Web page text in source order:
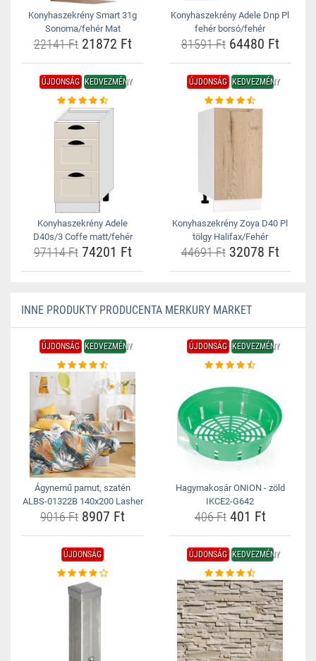
Konyhaszekrény Smart 31g
Sonoma/fehér Mat
22141 Ft21872 Ft
Konyhaszekrény Adele Dnp Pl
fehér borsó/fehér
81591 Ft64480 Ft
ÚJDONSÁG KEDVEZMÉNY
Konyhaszekrény Adele
D40s/3 Coffe matt/fehér
97114 Ft74201 Ft
ÚJDONSÁG KEDVEZMÉNY
Konyhaszekrény Zoya D40 Pl
tölgy Halifax/Fehér
44691 Ft32078 Ft
INNE PRODUKTY PRODUCENTA MERKURY MARKET
ÚJDONSÁG KEDVEZMÉNY
Ágynemű pamut, szatén
ALBS-01322B 140x200 Lasher
9016 Ft 8907 Ft
ÚJDONSÁG KEDVEZMÉNY
Hagymakosár ONION - zöld
IKCE2-G642
406 Ft401 Ft
ÚJDONSÁG ÚJDONSÁG KEDVEZMÉNY